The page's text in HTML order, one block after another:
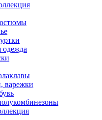
одежда
варежки